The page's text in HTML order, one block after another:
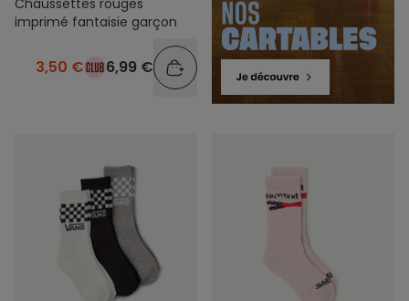
Chaussettes rouges
imprimé fantaisie garçon
3,50 € 6,99 €